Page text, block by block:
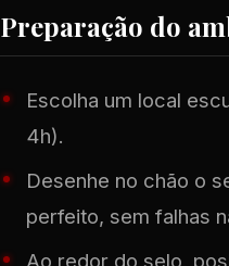
Preparação do
Escolha um local
4h).
Desenhe no chão o
perfeito, sem falhas
Ao redor do selo,